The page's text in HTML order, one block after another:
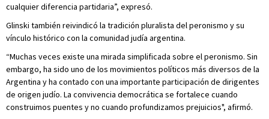
cualquier diferencia partidaria”, expresó.
Glinski también reivindicó la tradición pluralista del peronismo y su
vínculo histórico con la comunidad judía argentina.
“Muchas veces existe una mirada simplificada sobre el peronismo. Sin
embargo, ha sido uno de los movimientos políticos más diversos de la
Argentina y ha contado con una importante participación de dirigentes
de origen judío. La convivencia democrática se fortalece cuando
construimos puentes y no cuando profundizamos prejuicios", afirmó.